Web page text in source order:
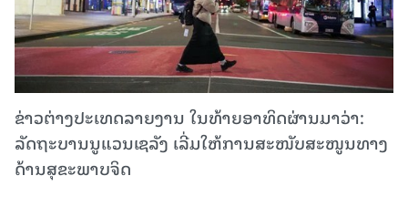
ຂ່າວຕ່າງປະເທດລາຍງານ ໃນທ້າຍອາທິດຜ່ານມາວ່າ:
ລັດຖະບານນູແວນເຊລັງ ເລີ່ມໃຫ້ການສະໜັບສະໜູນທາງ
ດ້ານສຸຂະພາບຈິດ